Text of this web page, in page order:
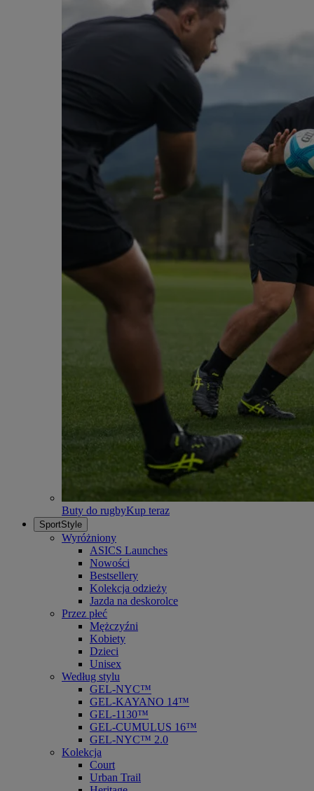
Buty do rugbyKup teraz
SportStyle
Wyróżniony
ASICS Launches
Nowości
Bestsellery
Kolekcja odzieży
Jazda na deskorolce
Przez płeć
Mężczyźni
Kobiety
Dzieci
Unisex
Według stylu
GEL-NYC™
GEL-KAYANO 14™
GEL-1130™
GEL-CUMULUS 16™
GEL-NYC™ 2.0
Kolekcja
Court
Urban Trail